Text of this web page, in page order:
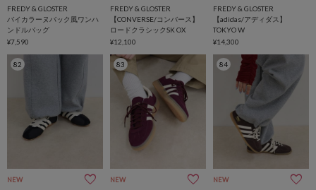
FREDY & GLOSTER
バイカラーヌバック風ワンハ
ンドルバッグ
¥7,590
FREDY & GLOSTER
【CONVERSE/コンバース】
ロードクラシックSK OX
¥12,100
FREDY & GLOSTER
【adidas/アディダス】
TOKYO W
¥14,300
82
NEW
83
NEW
84
NEW